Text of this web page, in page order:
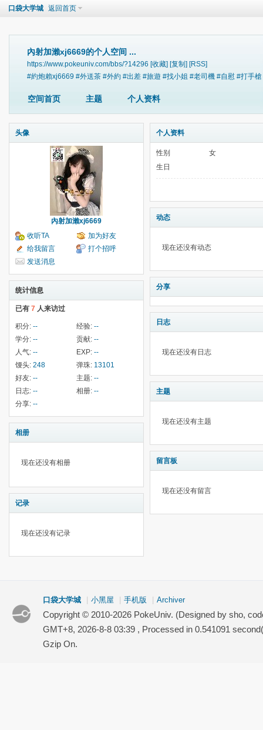
口袋大学城 返回首页
內射加瀨xj6669的个人空间 ...
https://www.pokeuniv.com/bbs/?14296 [收藏] [复制] [RSS]
#約炮賴xj6669 #外送茶 #外約 #出差 #旅遊 #找小姐 #老司機 #自慰 #打手
空间首页 主题 个人资料
头像
內射加瀨xj6669
收听TA
加为好友
给我留言
打个招呼
发送消息
统计信息
已有 7 人来访过
积分: -- 经验: --
学分: -- 贡献: --
人气: -- EXP: --
馒头: 248 弹珠: 13101
好友: -- 主题: --
日志: -- 相册: --
分享: --
相册
现在还没有相册
记录
现在还没有记录
个人资料
性别
女
生日
动态
现在还没有动态
分享
日志
现在还没有日志
主题
现在还没有主题
留言板
现在还没有留言
口袋大学城 小黑屋 手机版 Archiver
Copyright © 2010-2026 PokeUniv. (Designed by sho,
GMT+8, 2026-8-8 03:39 , Processed in 0.541091
Gzip On.